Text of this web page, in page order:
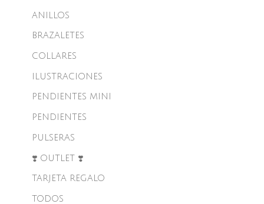
ANILLOS
BRAZALETES
COLLARES
ILUSTRACIONES
PENDIENTES MINI
PENDIENTES
PULSERAS
❣️ OUTLET ❣️
TARJETA REGALO
TODOS